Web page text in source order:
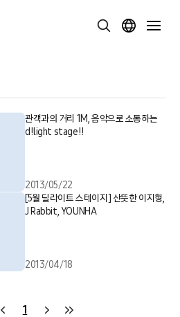
관객과의 거리 1M, 음악으로 소통하는
d!light stage!!
2013/05/22
[5월 딜라이트 스테이지] 산뜻한 이지형,
J Rabbit, YOUNHA
2013/04/18
1